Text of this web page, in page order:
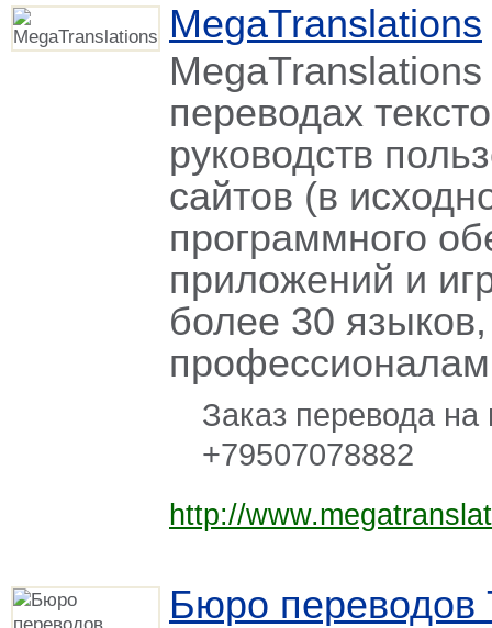
MegaTranslations
переводах
руководств
сайтов (в
программного
приложений и
более 30
Заказ перевода
+79507078882
http://
Бюро переводов